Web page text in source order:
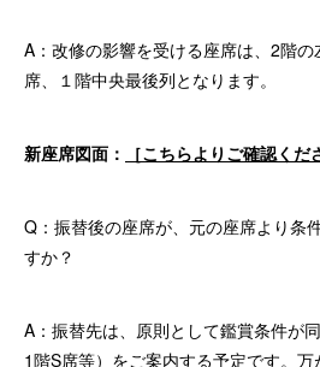
A：改修の影響を受ける座席は、2階
席、１階中央最後列となります。
新座席図面： ［こちらよりご確認くだ
Q：振替後の座席が、元の座席より条
すか？
A：振替先は、原則として鑑賞条件が
1階S席等）をご案内する予定です。